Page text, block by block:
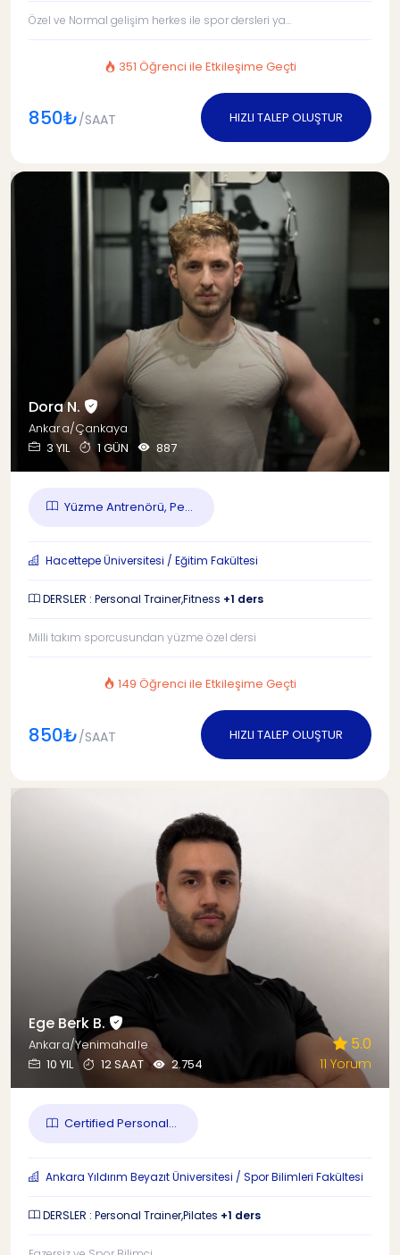
Özel ve Normal gelişim herkes ile spor dersleri ya...
351 Öğrenci ile Etkileşime Geçti
850₺/SAAT HIZLI TALEP OLUŞTUR
Dora N.
Ankara/Çankaya
3 YIL
1 GÜN 887
Yüzme Antrenörü, Pe...
Hacettepe Üniversitesi / Eğitim Fakültesi
DERSLER : Personal Trainer,Fitness +1 ders
Milli takım sporcusundan yüzme özel dersi
149 Öğrenci ile Etkileşime Geçti
850₺/SAAT HIZLI TALEP OLUŞTUR
Ege Berk B.
Ankara/Yenimahalle
10 YIL
12 SAAT 2.754
5.0
11 Yorum
Certified Personal...
Ankara Yıldırım Beyazıt Üniversitesi / Spor Bilimleri Fakültesi
DERSLER : Personal Trainer,Pilates +1 ders